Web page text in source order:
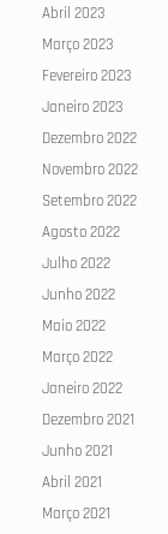
Abril 2023
Março 2023
Fevereiro 2023
Janeiro 2023
Dezembro 2022
Novembro 2022
Setembro 2022
Agosto 2022
Julho 2022
Junho 2022
Maio 2022
Março 2022
Janeiro 2022
Dezembro 2021
Junho 2021
Abril 2021
Março 2021